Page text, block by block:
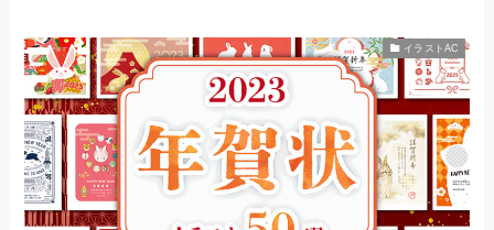
イラストAC